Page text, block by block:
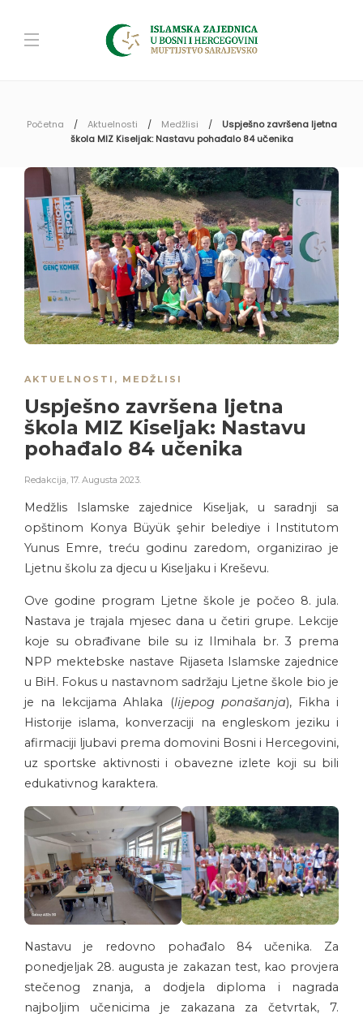
Početna Aktuelnosti Medžlisi
Uspješno završena ljetna
škola MIZ Kiseljak: Nastavu pohađalo 84 učenika
AKTUELNOSTI , MEDŽLISI
Uspješno završena ljetna
škola MIZ Kiseljak: Nastavu
pohađalo 84 učenika
Redakcija, 17. Augusta 2023.
Medžlis Islamske zajednice Kiseljak, u saradnji sa
opštinom Konya Büyük şehir belediye i Institutom
Yunus Emre, treću godinu zaredom, organizirao je
Ljetnu školu za djecu u Kiseljaku i Kreševu.
Ove godine program Ljetne škole je počeo 8. jula.
Nastava je trajala mjesec dana u četiri grupe. Lekcije
koje su obrađivane bile su iz Ilmihala br. 3 prema
NPP mektebske nastave Rijaseta Islamske zajednice
u BiH. Fokus u nastavnom sadržaju Ljetne škole bio je
je na lekcijama Ahlaka (lijepog ponašanja), Fikha i
Historije islama, konverzaciji na engleskom jeziku i
afirmaciji ljubavi prema domovini Bosni i Hercegovini,
uz sportske aktivnosti i obavezne izlete koji su bili
edukativnog karaktera.
Nastavu je redovno pohađalo 84 učenika. Za
ponedjeljak 28. augusta je zakazan test, kao provjera
stečenog znanja, a dodjela diploma i nagrada
najboljim učenicima je zakazana za četvrtak, 7.